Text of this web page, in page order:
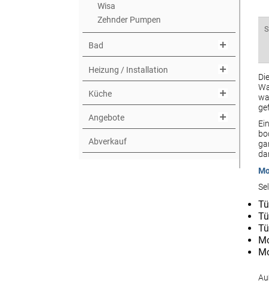
Wisa
Zehnder Pumpen
Bad
Heizung / Installation
Küche
Angebote
Abverkauf